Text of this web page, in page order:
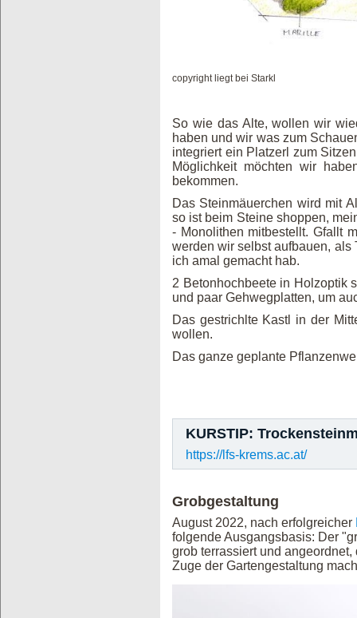
copyright liegt bei Starkl
So wie das Alte, wollen wir
haben und wir was zum
integriert ein Platzerl zum
Möglichkeit möchten wir
bekommen.
Das Steinmäuerchen wird mit
so ist beim Steine shoppen,
- Monolithen mitbestellt. Gfallt
werden wir selbst aufbauen, als
ich amal gemacht hab.
2 Betonhochbeete in Holzoptik
und paar Gehwegplatten, um
Das gestrichlte Kastl in der
wollen.
Das ganze geplante
KURSTIP:
https://lfs-krems.ac.at/
Grobgestaltung
August 2022, nach erfolgreicher
folgende Ausgangsbasis: Der
grob terrassiert und
Zuge der Gartengestaltung